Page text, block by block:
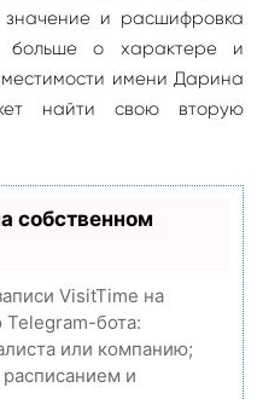
и расшифровка
больше о характере и
имени Дарина
найти свою вторую
собственном
VisitTime на
Telegram-бота:
или компанию;
и